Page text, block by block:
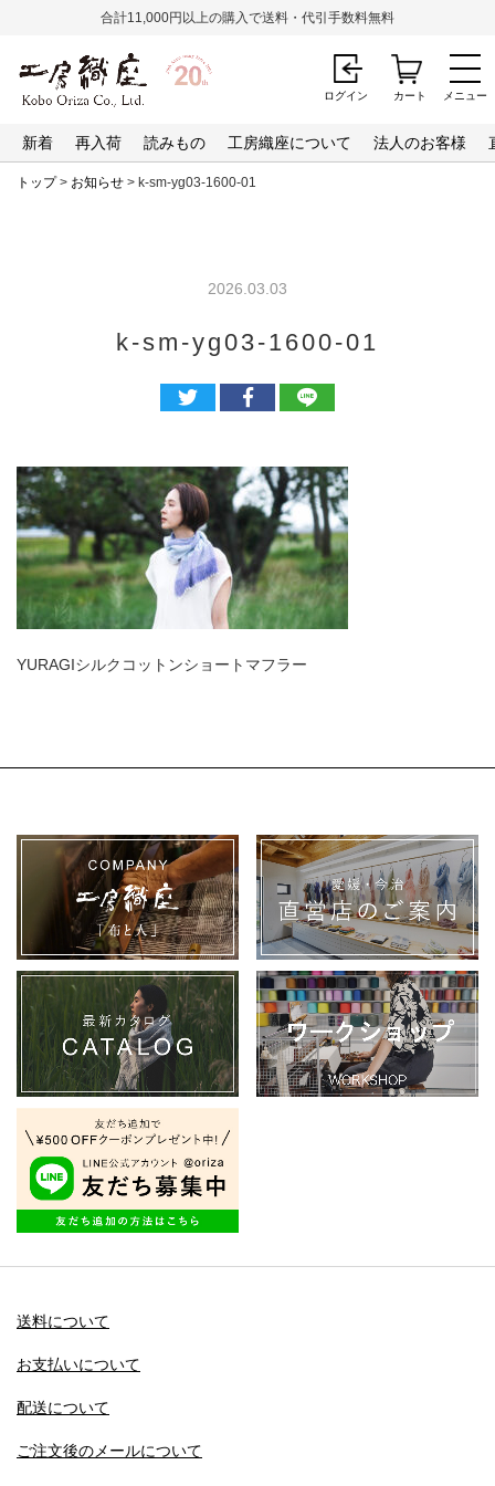
メニュー
合計11,000円以上の購入で送料・代引手数料無料
新着 再入荷 読みもの 工房織座について 法人のお客様
ログイン カート
トップ> お知らせ > k-sm-yg03-1600-01
2026.03.03
k-sm-yg03-1600-01
YURAGIシルクコットンショートマフラー
送料について
お支払いについて
配送について
ご注文後のメールについて